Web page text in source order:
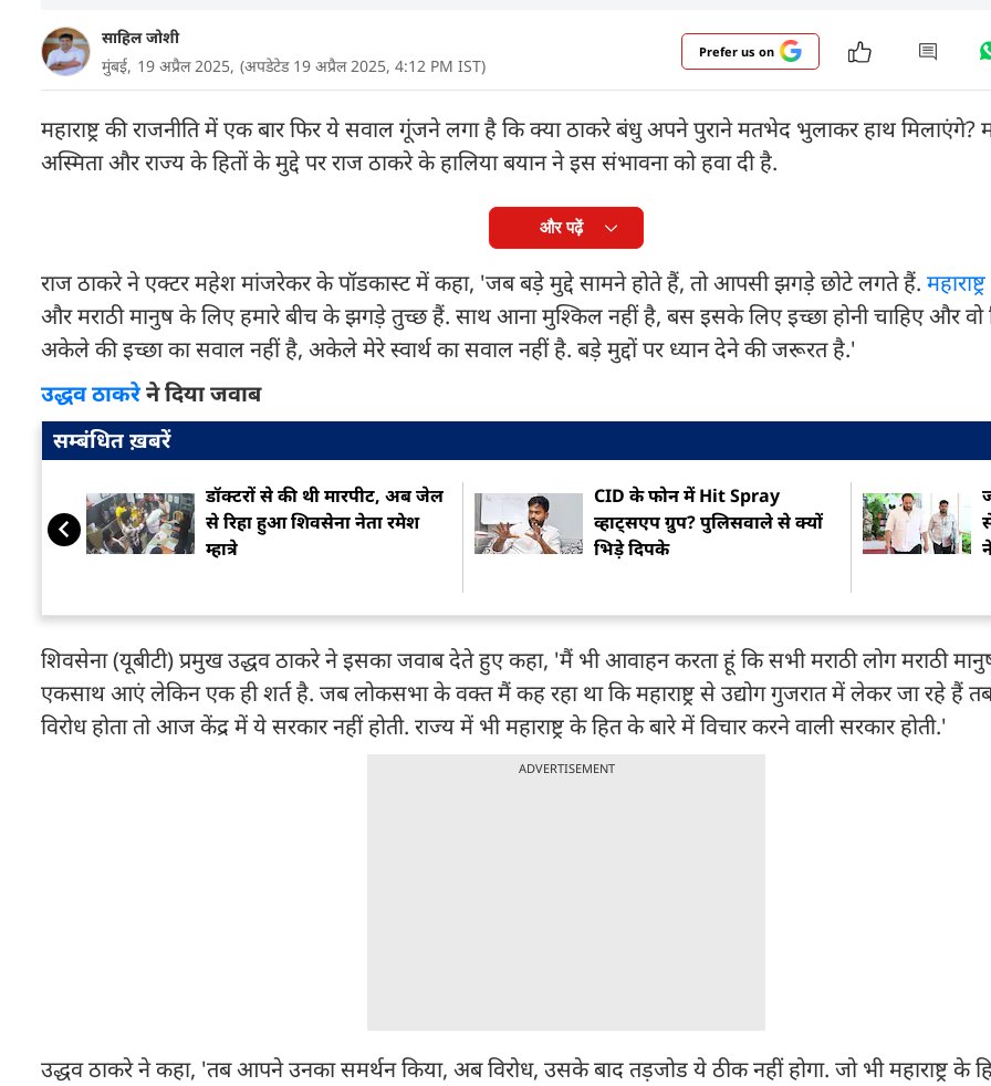
साहिल जोशी
मुंबई, 19 अप्रैल 2025, (अपडेटेड 19 अप्रैल 2025, 4:12 PM IST)
Prefer us on
महाराष्ट्र की राजनीति में एक बार फिर ये सवाल गूंजने लगा है कि क्या ठाकरे बंधु अपने पुराने मतभेद भुलाकर हाथ मिलाएंगे?
अस्मिता और राज्य के हितों के मुद्दे पर राज ठाकरे के हालिया बयान ने इस संभावना को हवा दी है.
और पढ़ें
राज ठाकरे ने एक्टर महेश मांजरेकर के पॉडकास्ट में कहा, 'जब बड़े मुद्दे सामने होते हैं, तो आपसी झगड़े छोटे लगते हैं. महाराष्ट्र
और मराठी मानुष के लिए हमारे बीच के झगड़े तुच्छ हैं. साथ आना मुश्किल नहीं है, बस इसके लिए इच्छा होनी चाहिए और वो
अकेले की इच्छा का सवाल नहीं है, अकेले मेरे स्वार्थ का सवाल नहीं है. बड़े मुद्दों पर ध्यान देने की जरूरत है.'
उद्धव ठाकरेने दिया जवाब
सम्बंधित ख़बरें
डॉक्टरों से की थी मारपीट, अब जेल
से रिहा हुआ शिवसेना नेता रमेश
म्हात्रे
CID के फोन में Hit Spray
व्हाट्सएप ग्रुप? पुलिसवाले से क्यों
भिड़े दिपके
शिवसेना (यूबीटी) प्रमुख उद्धव ठाकरे ने इसका जवाब देते हुए कहा, 'मैं भी आवाहन करता हूं कि सभी मराठी लोग मराठी
एकसाथ आएं लेकिन एक ही शर्त है. जब लोकसभा के वक्त मैं कह रहा था कि महाराष्ट्र से उद्योग गुजरात में लेकर जा रहे हैं
विरोध होता तो आज केंद्र में ये सरकार नहीं होती. राज्य में भी महाराष्ट्र के हित के बारे में विचार करने वाली सरकार होती.'
ADVERTISEMENT
उद्धव ठाकरे ने कहा, 'तब आपने उनका समर्थन किया, अब विरोध, उसके बाद तड़जोड ये ठीक नहीं होगा. जो भी महाराष्ट्र के